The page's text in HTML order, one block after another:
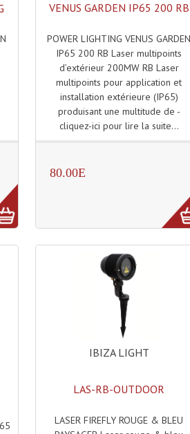
VENUS GARDEN IP65 200 RB
POWER LIGHTING VENUS GARDEN
IP65 200 RB Laser multipoints
d’extérieur 200MW RB Laser
multipoints pour application et
installation extérieure (IP65)
produisant une multitude de -
cliquez-ici pour lire la suite...
80.00E
IBIZA LIGHT
LAS-RB-OUTDOOR
LASER FIREFLY ROUGE & BLEU